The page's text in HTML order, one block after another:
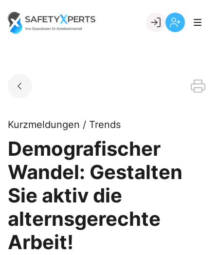
content
Go to landing page.
Kurzmeldungen / Trends
Demografischer
Wandel: Gestalten
Sie aktiv die
alternsgerechte
Arbeit!